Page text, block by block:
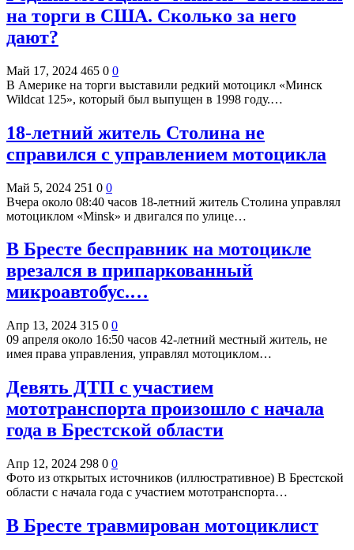
на торги в США. Сколько за него
дают?
Май 17, 2024 465 0 0
В Америке на торги выставили редкий мотоцикл «Минск
Wildcat 125», который был выпущен в 1998 году.…
18-летний житель Столина не
справился с управлением мотоцикла
Май 5, 2024 251 0 0
Вчера около 08:40 часов 18-летний житель Столина управлял
мотоциклом «Minsk» и двигался по улице…
В Бресте бесправник на мотоцикле
врезался в припаркованный
микроавтобус.…
Апр 13, 2024 315 0 0
09 апреля около 16:50 часов 42-летний местный житель, не
имея права управления, управлял мотоциклом…
Девять ДТП с участием
мототранспорта произошло с начала
года в Брестской области
Апр 12, 2024 298 0 0
Фото из открытых источников (иллюстративное) В Брестской
области с начала года с участием мототранспорта…
В Бресте травмирован мотоциклист